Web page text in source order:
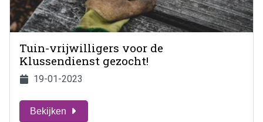
Tuin-vrijwilligers voor de
Klussendienst gezocht!
19-01-2023
Bekijken